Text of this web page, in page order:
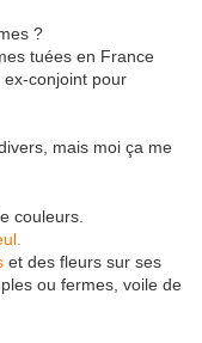
?
tuées en France
conjoint pour
mais moi ça me
couleurs.
et des fleurs sur ses
ou fermes, voile de